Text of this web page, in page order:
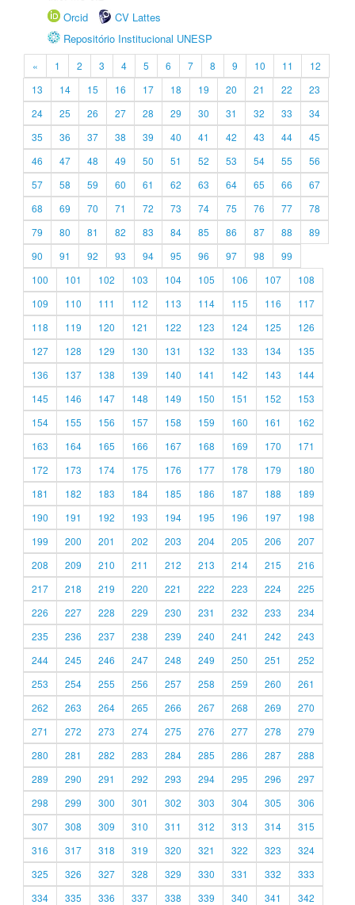
Orcid
CV Lattes
Repositório Institucional UNESP
« 1 2 3 4 5 6 7 8 9 10 11
12
13
14 15 16 17 18 19 20 21 22
23
24
25 26 27 28 29 30 31 32 33
34
35
36 37 38 39 40 41 42 43 44
45
46
47 48 49 50 51 52 53 54 55
56
57
58 59 60 61 62 63 64 65 66
67
68
69 70 71 72 73 74 75 76 77
78
79
80 81 82 83 84 85 86 87 88
89
90
91 92 93 94 95 96 97 98
99
100
101 102 103 104 105 106 107
108
109
110 111 112 113 114 115 116
117
118
119 120 121 122 123 124 125
126
127
128 129 130 131 132 133 134
135
136
137 138 139 140 141 142 143
144
145
146 147 148 149 150 151 152
153
154
155 156 157 158 159 160 161
162
163
164 165 166 167 168 169 170
171
172
173 174 175 176 177 178 179
180
181
182 183 184 185 186 187 188
189
190
191 192 193 194 195 196 197
198
199
200 201 202 203 204 205 206
207
208
209 210 211 212 213 214 215
216
217
218 219 220 221 222 223 224
225
226
227 228 229 230 231 232 233
234
235
236 237 238 239 240 241 242
243
244
245 246 247 248 249 250 251
252
253
254 255 256 257 258 259 260
261
262
263 264 265 266 267 268 269
270
271
272 273 274 275 276 277 278
279
280
281 282 283 284 285 286 287
288
289
290 291 292 293 294 295 296
297
298
299 300 301 302 303 304 305
306
307
308 309 310 311 312 313 314
315
316
317 318 319 320 321 322 323
324
325
326 327 328 329 330 331 332
333
334
335 336 337 338 339 340 341 342